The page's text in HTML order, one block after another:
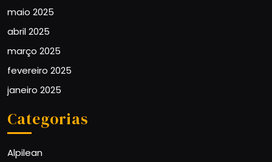
maio 2025
abril 2025
março 2025
fevereiro 2025
janeiro 2025
Categorias
Alpilean